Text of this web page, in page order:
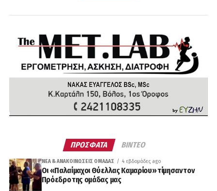
ΠΡΟΣΦΑΤΑ ΒΙΝΤΕΟ
ΝΈΑ & ΑΝΑΚΟΙΝΏΣΕΙΣ ΟΜΆΔΑΣ 4 εβδομάδες ago
Οι «Παλαίμαχοι Θύελλας Καμαρίου» τίμησαν τον
Πρόεδρο της ομάδας μας